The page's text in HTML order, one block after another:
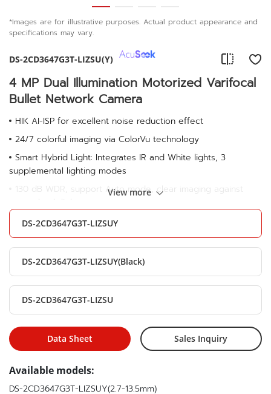
*Images are for illustrative purposes. Actual product appearance and
specifications may vary.
DS-2CD3647G3T-LIZSU(Y)
4 MP Dual Illumination Motorized Varifocal
Bullet Network Camera
HIK AI-ISP for excellent noise reduction effect
24/7 colorful imaging via ColorVu technology
Smart Hybrid Light: Integrates IR and White lights, 3
supplemental lighting modes
130 dB WDR, support Auto mode, clear imaging against
AcuSense: Focus on person and vehicle classification based
on deep learning
Motorized varifocal lens for easy installation and monitoring
Built-in arrayed dual-microphone for real-time high quality
audio security
Water and dust resistant (IP67) and vandal resistant (IK10)
compared to standard (NEMA 4X)
View more
DS-2CD3647G3T-LIZSUY
DS-2CD3647G3T-LIZSUY(Black)
DS-2CD3647G3T-LIZSU
Data Sheet Sales Inquiry
Available models:
DS-2CD3647G3T-LIZSUY(2.7-13.5mm)